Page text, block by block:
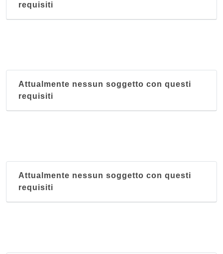
requisiti
Attualmente nessun soggetto con questi
requisiti
Attualmente nessun soggetto con questi
requisiti